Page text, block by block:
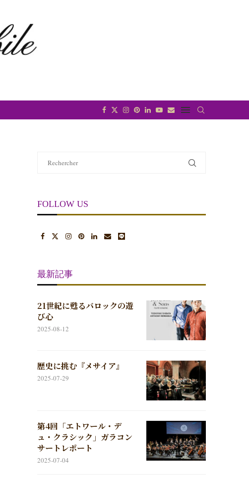
FOLLOW US
最新記事
21世紀に甦るバロックの遊
び心
2025-08-12
歴史に挑む『メサイア』
2025-07-29
第4回「エトワール・デ
ュ・クラシック」ガラコン
サートレポート
2025-07-04